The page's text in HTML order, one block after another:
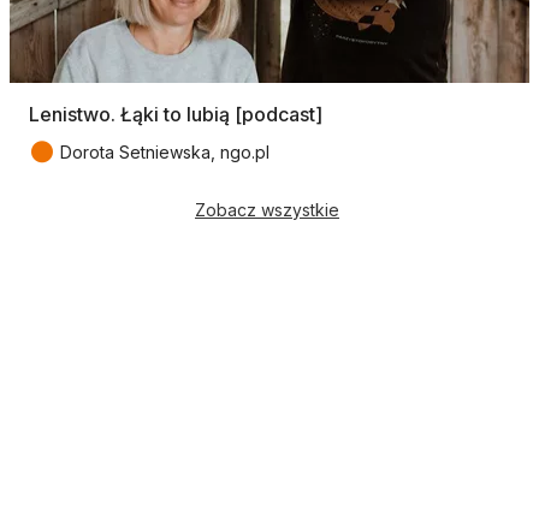
Lenistwo. Łąki to lubią [podcast]
● Dorota Setniewska, ngo.pl
Zobacz wszystkie